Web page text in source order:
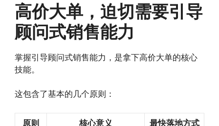
高价大单，迫切需要引导
顾问式销售能力
掌握引导顾问式销售能力，是拿下高价大单的核心
技能。
这包含了基本的几个原则：
原则 核心意义 最快落地方式